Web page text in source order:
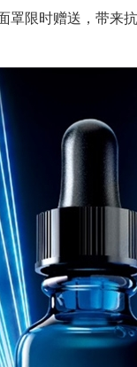
罩限时赠送，带来